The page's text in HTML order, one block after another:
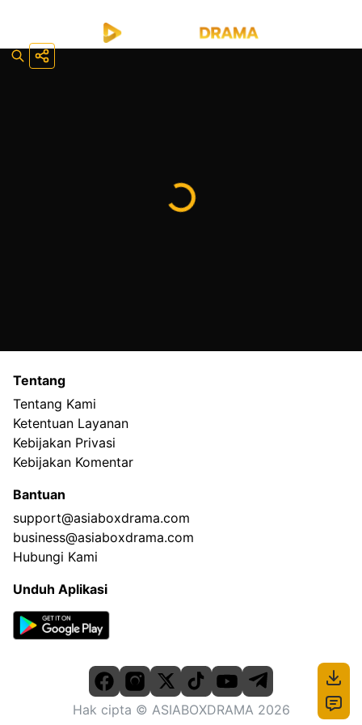
Tentang
Tentang Kami
Ketentuan Layanan
Kebijakan Privasi
Kebijakan Komentar
Bantuan
support@asiaboxdrama.com
business@asiaboxdrama.com
Hubungi Kami
Unduh Aplikasi
Hak cipta © ASIABOXDRAMA 2026